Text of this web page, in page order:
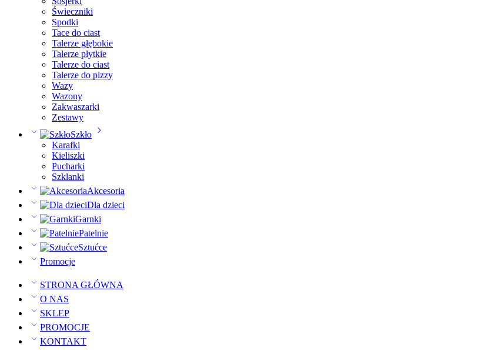
Świeczniki
Spodki
Tace do ciast
Talerze głębokie
Talerze płytkie
Talerze do ciast
Talerze do pizzy
Wazy
Wazony
Zakwaszarki
Zestawy
Szkło
Karafki
Kieliszki
Pucharki
Szklanki
Akcesoria
Dla dzieci
Garnki
Patelnie
Sztućce
Promocje
STRONA GŁÓWNA
O NAS
SKLEP
PROMOCJE
KONTAKT